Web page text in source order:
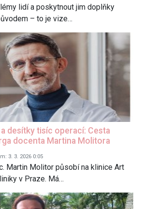
lidí a poskytnout jim doplňky
– to je vize…
desítky tisíc operací: Cesta
docenta Martina Molitora
3. 3. 2026 0:05
Martin Molitor působí na klinice Art
v Praze. Má…